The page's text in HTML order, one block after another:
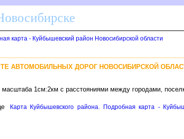
карта - Куйбышевский район Новосибирской области
АВТОМОБИЛЬНЫХ ДОРОГ НОВОСИБИРСКОЙ
масштаба 1см:2км с расстояниями между городами,
Карта Куйбышевского района. Подробная карта -